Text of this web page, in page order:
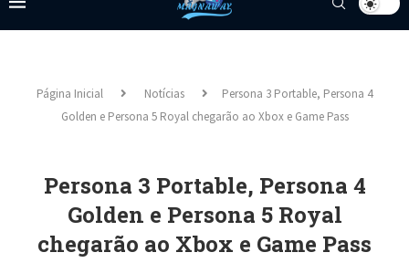
Página Inicial Notícias
Persona 3 Portable, Persona 4
Golden e Persona 5 Royal chegarão ao Xbox e Game Pass
Persona 3 Portable, Persona 4
Golden e Persona 5 Royal
chegarão ao Xbox e Game Pass